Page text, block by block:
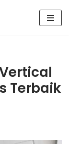
Terbaik